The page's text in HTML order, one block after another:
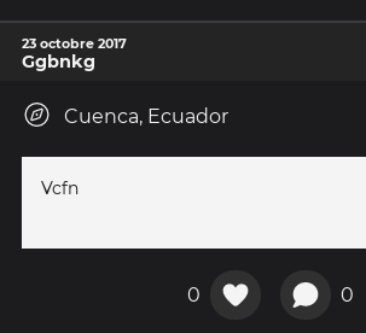
23 octobre 2017
Ggbnkg
Cuenca, Ecuador
Vcfn
0 0